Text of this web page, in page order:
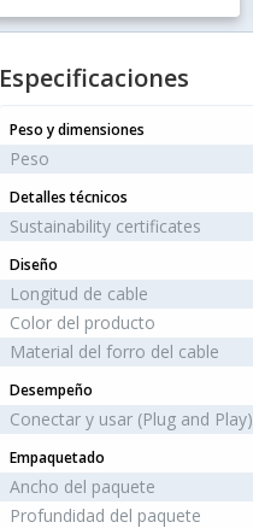
Especificaciones
Peso y dimensiones
Peso
Detalles técnicos
Sustainability certificates
Diseño
Longitud de cable
Color del producto
Material del forro del cable
Desempeño
Conectar y usar (Plug and Play)
Empaquetado
Ancho del paquete
Profundidad del paquete